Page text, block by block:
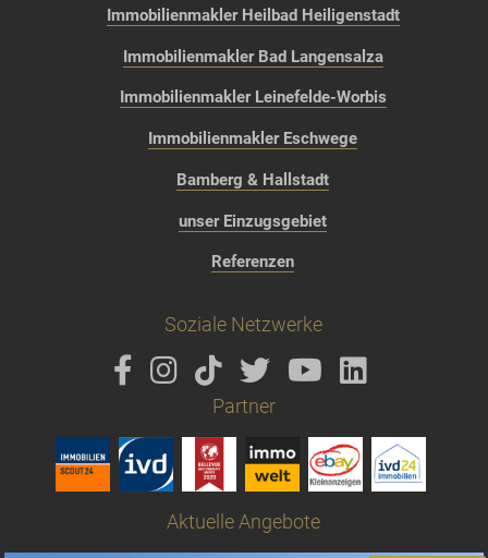
Immobilienmakler Heilbad Heiligenstadt
Immobilienmakler Bad Langensalza
Immobilienmakler Leinefelde-Worbis
Immobilienmakler Eschwege
Bamberg & Hallstadt
unser Einzugsgebiet
Referenzen
Soziale Netzwerke
Partner
Aktuelle Angebote